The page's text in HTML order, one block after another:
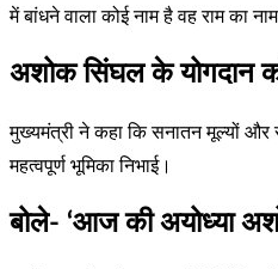
में बांधने वाला कोई नाम है वह राम का
अशोक सिंघल के योगदान
मुख्यमंत्री ने कहा कि सनातन मूल्यों और
महत्वपूर्ण भूमिका निभाई।
बोले- ‘आज की अयोध्या